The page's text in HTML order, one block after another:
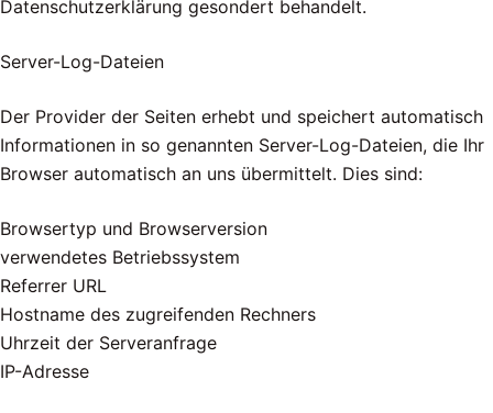
Datenschutzerklärung gesondert behandelt.
Server-Log-Dateien
Der Provider der Seiten erhebt und speichert automatisch
Informationen in so genannten Server-Log-Dateien, die Ihr
Browser automatisch an uns übermittelt. Dies sind:
Browsertyp und Browserversion
verwendetes Betriebssystem
Referrer URL
Hostname des zugreifenden Rechners
Uhrzeit der Serveranfrage
IP-Adresse